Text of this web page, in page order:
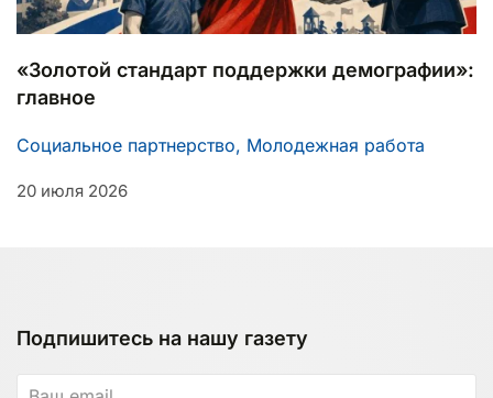
«Золотой стандарт поддержки демографии»:
главное
Социальное партнерство, Молодежная работа
20 июля 2026
Подпишитесь на нашу газету